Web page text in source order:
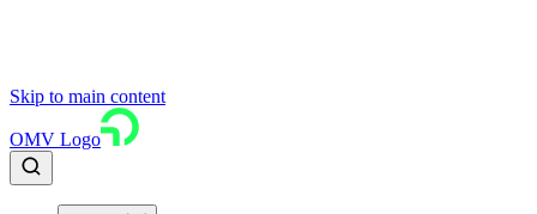
Skip to main content
OMV Logo